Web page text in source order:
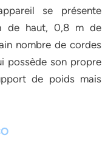
se présente
de haut, 0,8 m de
nombre de cordes
possède son propre
de poids mais